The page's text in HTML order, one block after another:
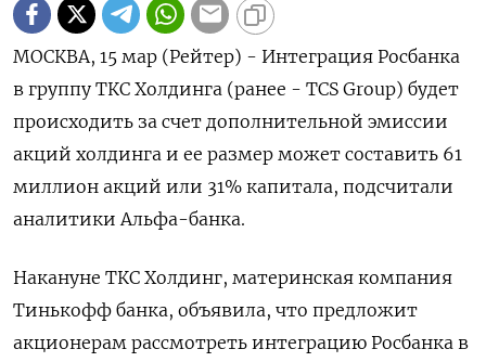
МОСКВА, 15 мар (Рейтер) - Интеграция Росбанка
в группу ТКС Холдинга (ранее - TCS Group) будет
происходить за счет дополнительной эмиссии
акций холдинга и ее размер может составить 61
миллион акций или 31% капитала, подсчитали
аналитики Альфа-банка.
Накануне ТКС Холдинг, материнская компания
Тинькофф банка, объявила, что предложит
акционерам рассмотреть интеграцию Росбанка в